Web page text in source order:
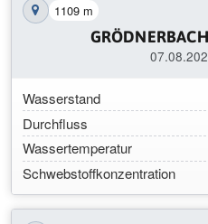
Station auf der Karte anzeigen
1109 m
Wasserstand
Durchfluss
Wassertemperatur
Schwebstoffkonzentration